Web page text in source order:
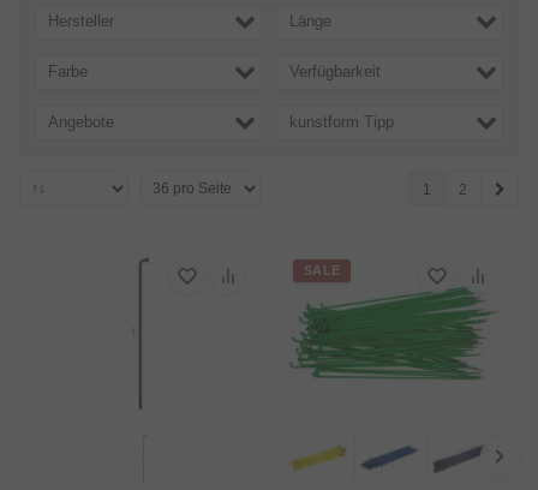
Hersteller Länge
Farbe Verfügbarkeit
Angebote kunstform Tipp
1 2
SALE